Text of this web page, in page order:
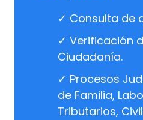
✓ Consulta de
✓ Verificación
Ciudadanía.
✓ Procesos
de Familia,
Tributarios,